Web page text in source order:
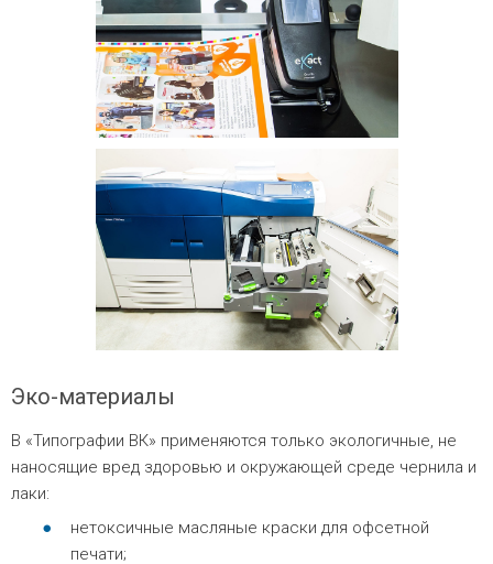
Эко-материалы
В «Типографии ВК» применяются только экологичные, не
наносящие вред здоровью и окружающей среде чернила и
лаки:
нетоксичные масляные краски для офсетной
печати;